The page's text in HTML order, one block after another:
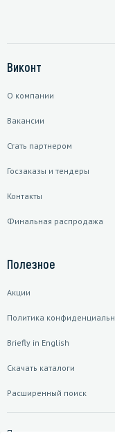
Виконт
О компании
Вакансии
Стать партнером
Госзаказы и тендеры
Контакты
Финальная распродажа
Полезное
Акции
Политика
Briefly in English
Скачать каталоги
Расширенный поиск
Подписаться на рассылку